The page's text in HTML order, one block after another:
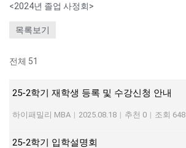
<2024년 졸업 사정회>
목록보기
전체 51
25-2학기 재학생 등록 및 수강신청 안내
하이패밀리 MBA | 2025.08.18 | 추천 0 | 조회 648
25-2학기 입학설명회